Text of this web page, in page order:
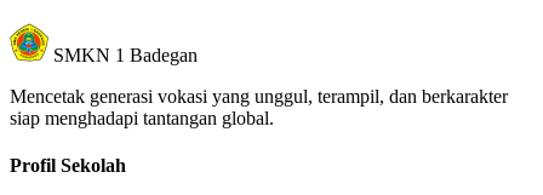
SMKN 1 Badegan
Mencetak generasi vokasi yang unggul, terampil, dan berkarakter
siap menghadapi tantangan global.
Profil Sekolah